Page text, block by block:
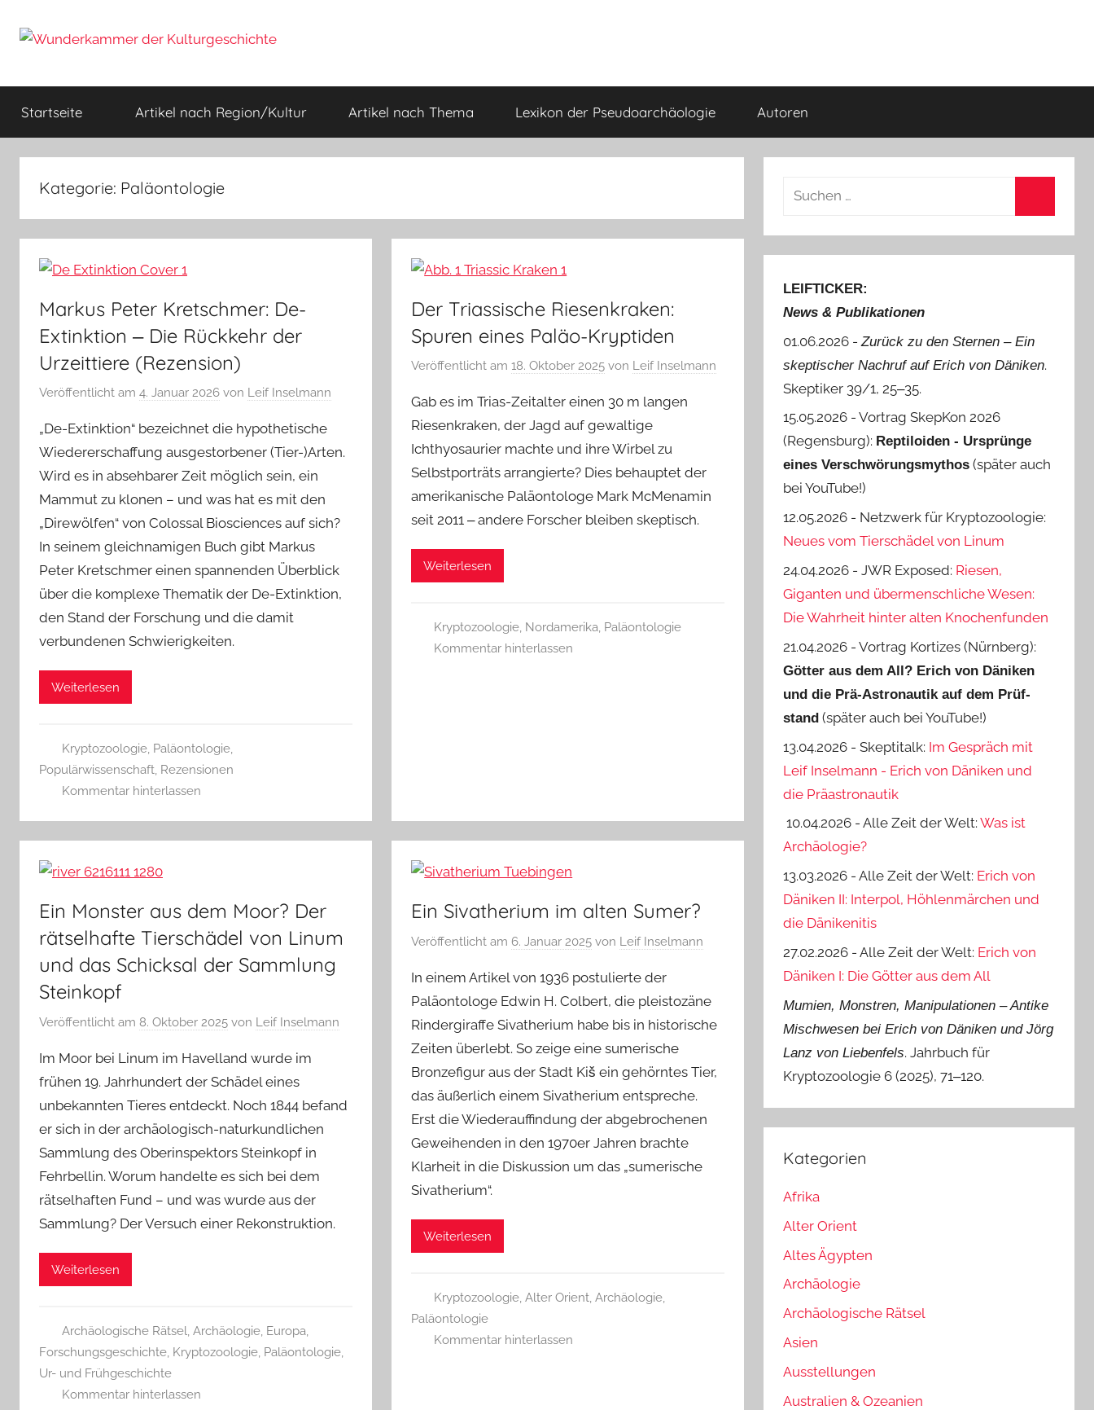
Inhalt
Wunderkammer
der
Kulturgeschichte
der
Geschichte
Startseite Artikel nach Region/Kultur Artikel nach Thema Lexikon der Pseudoarchäologie Autoren
Kategorie: Paläontologie
Markus Peter Kretschmer: De-
Extinktion ‒ Die Rückkehr der
Urzeittiere (Rezension)
Veröffentlicht am 4. Januar 2026 von Leif Inselmann
„De-Extinktion“ bezeichnet die hypothetische
Wiedererschaffung ausgestorbener (Tier-)Arten.
Wird es in absehbarer Zeit möglich sein, ein
Mammut zu klonen – und was hat es mit den
„Direwölfen“ von Colossal Biosciences auf sich?
In seinem gleichnamigen Buch gibt Markus
Peter Kretschmer einen spannenden Überblick
über die komplexe Thematik der De-Extinktion,
den Stand der Forschung und die damit
verbundenen Schwierigkeiten.
Weiterlesen
Kryptozoologie, Paläontologie,
Populärwissenschaft, Rezensionen
Kommentar hinterlassen
Der Triassische Riesenkraken:
Spuren eines Paläo-Kryptiden
Veröffentlicht am18. Oktober 2025 von Leif Inselmann
Gab es im Trias-Zeitalter einen 30 m langen
Riesenkraken, der Jagd auf gewaltige
Ichthyosaurier machte und ihre Wirbel zu
Selbstporträts arrangierte? Dies behauptet der
amerikanische Paläontologe Mark McMenamin
seit 2011 ‒ andere Forscher bleiben skeptisch.
Weiterlesen
Kryptozoologie, Nordamerika, Paläontologie
Kommentar hinterlassen
Ein Monster aus dem Moor? Der
rätselhafte Tierschädel von Linum
und das Schicksal der Sammlung
Steinkopf
Veröffentlicht am 8. Oktober 2025 von Leif Inselmann
Im Moor bei Linum im Havelland wurde im
frühen 19. Jahrhundert der Schädel eines
unbekannten Tieres entdeckt. Noch 1844 befand
er sich in der archäologisch-naturkundlichen
Sammlung des Oberinspektors Steinkopf in
Fehrbellin. Worum handelte es sich bei dem
rätselhaften Fund – und was wurde aus der
Sammlung? Der Versuch einer Rekonstruktion.
Weiterlesen
Archäologische Rätsel, Archäologie, Europa,
Forschungsgeschichte, Kryptozoologie, Paläontologie,
Ur- und Frühgeschichte
Kommentar hinterlassen
Ein Sivatherium im alten Sumer?
Veröffentlicht am6. Januar 2025 von Leif Inselmann
In einem Artikel von 1936 postulierte der
Paläontologe Edwin H. Colbert, die pleistozäne
Rindergiraffe Sivatherium habe bis in historische
Zeiten überlebt. So zeige eine sumerische
Bronzefigur aus der Stadt Kiš ein gehörntes Tier,
das äußerlich einem Sivatherium entspreche.
Erst die Wiederauffindung der abgebrochenen
Geweihenden in den 1970er Jahren brachte
Klarheit in die Diskussion um das „sumerische
Sivatherium“.
Weiterlesen
Kryptozoologie, Alter Orient, Archäologie,
Paläontologie
Kommentar hinterlassen
Suchen
LEIFTICKER:
News & Publikationen
01.06.2026 -Zurück zu den Sternen ‒ Ein
skeptischer Nachruf auf Erich von Däniken.
Skeptiker 39/1, 25‒35.
15.05.2026 - Vortrag SkepKon 2026
(Regensburg): Reptiloiden - Ursprünge
eines Verschwörungsmythos (später auch
bei YouTube!)
12.05.2026 - Netzwerk für Kryptozoologie:
Neues vom Tierschädel von Linum
24.04.2026 - JWR Exposed: Riesen,
Giganten und übermenschliche Wesen:
Die Wahrheit hinter alten Knochenfunden
21.04.2026 - Vortrag Kortizes (Nürnberg):
Götter aus dem All? Erich von Däniken
und die Prä-Astro­nautik auf dem Prüf­
stand (später auch bei YouTube!)
13.04.2026 - Skeptitalk: Im Gespräch mit
Leif Inselmann - Erich von Däniken und
die Präastronautik
10.04.2026 - Alle Zeit der Welt:Was ist
Archäologie?
13.03.2026 - Alle Zeit der Welt: Erich von
Däniken II: Interpol, Höhlenmärchen und
die Dänikenitis
27.02.2026 - Alle Zeit der Welt: Erich von
Däniken I: Die Götter aus dem All
Mumien, Monstren, Manipulationen ‒ Antike
Mischwesen bei Erich von Däniken und Jörg
Lanz von Liebenfels. Jahrbuch für
Kryptozoologie 6 (2025), 71‒120.
Kategorien
Afrika
Alter Orient
Altes Ägypten
Archäologie
Archäologische Rätsel
Asien
Ausstellungen
Australien & Ozeanien